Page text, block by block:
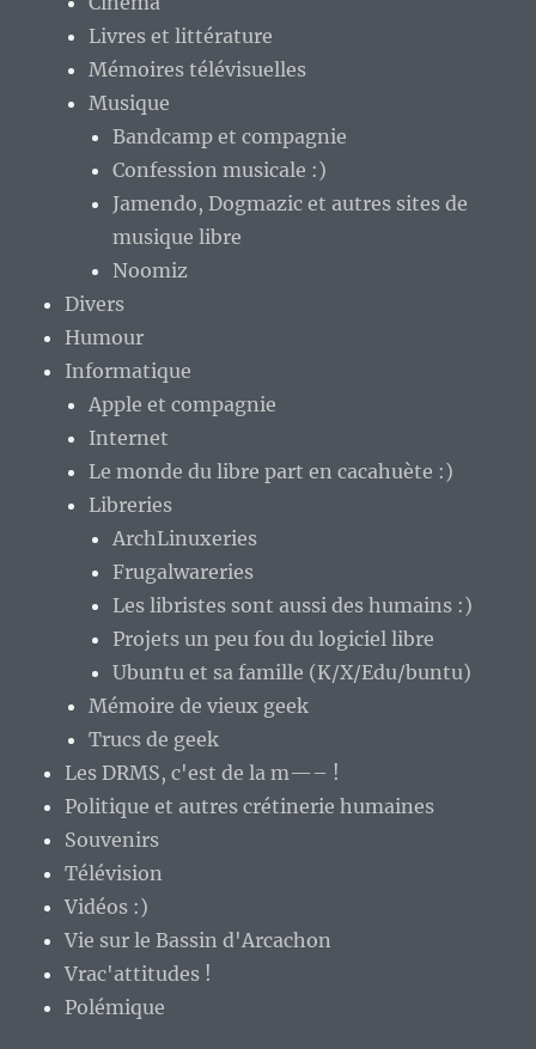
Livres et littérature
Mémoires télévisuelles
Musique
Bandcamp et compagnie
Confession musicale :)
Jamendo, Dogmazic et autres sites de
musique libre
Noomiz
Divers
Humour
Informatique
Apple et compagnie
Internet
Le monde du libre part en cacahuète :)
Libreries
ArchLinuxeries
Frugalwareries
Les libristes sont aussi des humains :)
Projets un peu fou du logiciel libre
Ubuntu et sa famille (K/X/Edu/buntu)
Mémoire de vieux geek
Trucs de geek
Les DRMS, c'est de la m—– !
Politique et autres crétinerie humaines
Souvenirs
Télévision
Vidéos :)
Vie sur le Bassin d'Arcachon
Vrac'attitudes !
Polémique